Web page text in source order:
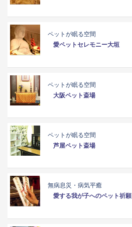
ペットが眠る空間
愛ペットセレモニー大垣
ペットが眠る空間
大阪ペット斎場
ペットが眠る空間
芦屋ペット斎場
無病息災・病気平癒
愛する我が子へのペット祈願